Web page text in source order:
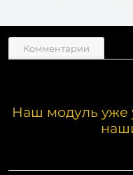
Комментарии
Наш модуль уже